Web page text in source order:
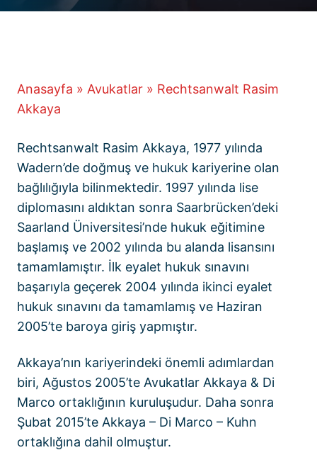
Anasayfa » Avukatlar » Rechtsanwalt Rasim
Akkaya
Rechtsanwalt Rasim Akkaya, 1977 yılında
Wadern’de doğmuş ve hukuk kariyerine olan
bağlılığıyla bilinmektedir. 1997 yılında lise
diplomasını aldıktan sonra Saarbrücken’deki
Saarland Üniversitesi’nde hukuk eğitimine
başlamış ve 2002 yılında bu alanda lisansını
tamamlamıştır. İlk eyalet hukuk sınavını
başarıyla geçerek 2004 yılında ikinci eyalet
hukuk sınavını da tamamlamış ve Haziran
2005’te baroya giriş yapmıştır.
Akkaya’nın kariyerindeki önemli adımlardan
biri, Ağustos 2005’te Avukatlar Akkaya & Di
Marco ortaklığının kuruluşudur. Daha sonra
Şubat 2015’te Akkaya – Di Marco – Kuhn
ortaklığına dahil olmuştur.